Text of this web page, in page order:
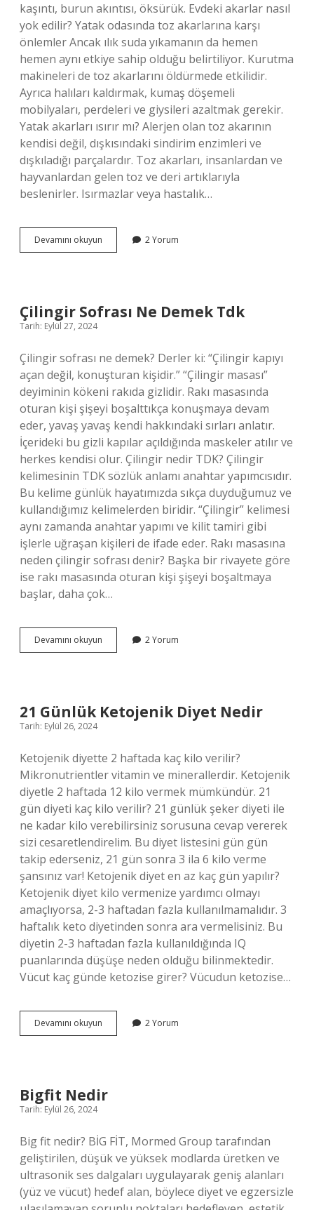
kaşıntı, burun akıntısı, öksürük. Evdeki akarlar nasıl
yok edilir? Yatak odasında toz akarlarına karşı
önlemler Ancak ılık suda yıkamanın da hemen
hemen aynı etkiye sahip olduğu belirtiliyor. Kurutma
makineleri de toz akarlarını öldürmede etkilidir.
Ayrıca halıları kaldırmak, kumaş döşemeli
mobilyaları, perdeleri ve giysileri azaltmak gerekir.
Yatak akarları ısırır mı? Alerjen olan toz akarının
kendisi değil, dışkısındaki sindirim enzimleri ve
dışkıladığı parçalardır. Toz akarları, insanlardan ve
hayvanlardan gelen toz ve deri artıklarıyla
beslenirler. Isırmazlar veya hastalık…
Devamını okuyun
Nasıl
2 Yorum
Çilingir Sofrası Ne Demek Tdk
Tarih: Eylül 27, 2024
Çilingir sofrası ne demek? Derler ki: “Çilingir kapıyı
açan değil, konuşturan kişidir.” “Çilingir masası”
deyiminin kökeni rakıda gizlidir. Rakı masasında
oturan kişi şişeyi boşalttıkça konuşmaya devam
eder, yavaş yavaş kendi hakkındaki sırları anlatır.
İçerideki bu gizli kapılar açıldığında maskeler atılır ve
herkes kendisi olur. Çilingir nedir TDK? Çilingir
kelimesinin TDK sözlük anlamı anahtar yapımcısıdır.
Bu kelime günlük hayatımızda sıkça duyduğumuz ve
kullandığımız kelimelerden biridir. “Çilingir” kelimesi
aynı zamanda anahtar yapımı ve kilit tamiri gibi
işlerle uğraşan kişileri de ifade eder. Rakı masasına
neden çilingir sofrası denir? Başka bir rivayete göre
ise rakı masasında oturan kişi şişeyi boşaltmaya
başlar, daha çok…
Devamını okuyun
Sofrası
2 Yorum
21 Günlük Ketojenik Diyet Nedir
Tarih: Eylül 26, 2024
Ketojenik diyette 2 haftada kaç kilo verilir?
Mikronutrientler vitamin ve minerallerdir. Ketojenik
diyetle 2 haftada 12 kilo vermek mümkündür. 21
gün diyeti kaç kilo verilir? 21 günlük şeker diyeti ile
ne kadar kilo verebilirsiniz sorusuna cevap vererek
sizi cesaretlendirelim. Bu diyet listesini gün gün
takip ederseniz, 21 gün sonra 3 ila 6 kilo verme
şansınız var! Ketojenik diyet en az kaç gün yapılır?
Ketojenik diyet kilo vermenize yardımcı olmayı
amaçlıyorsa, 2-3 haftadan fazla kullanılmamalıdır. 3
haftalık keto diyetinden sonra ara vermelisiniz. Bu
diyetin 2-3 haftadan fazla kullanıldığında IQ
puanlarında düşüşe neden olduğu bilinmektedir.
Vücut kaç günde ketozise girer? Vücudun ketozise…
Devamını okuyun
Günlük
2 Yorum
Bigfit Nedir
Tarih: Eylül 26, 2024
Big fit nedir? BİG FİT, Mormed Group tarafından
geliştirilen, düşük ve yüksek modlarda üretken ve
ultrasonik ses dalgaları uygulayarak geniş alanları
(yüz ve vücut) hedef alan, böylece diyet ve egzersizle